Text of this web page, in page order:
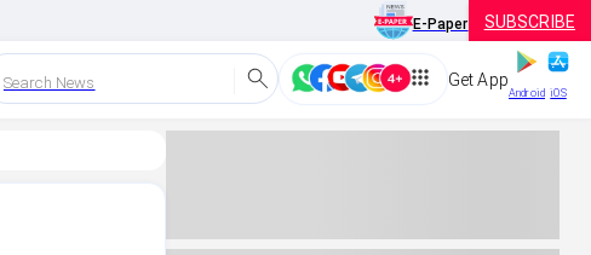
E-Paper SUBSCRIBE
Search News Get App
Android iOS